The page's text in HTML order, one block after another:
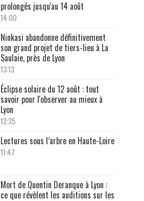
prolongés jusqu'au 14 août
14:00
Ninkasi abandonne définitivement
son grand projet de tiers-lieu à La
Saulaie, près de Lyon
13:13
Éclipse solaire du 12 août : tout
savoir pour l'observer au mieux à
Lyon
12:35
Lectures sous l’arbre en Haute-Loire
11:47
Mort de Quentin Deranque à Lyon :
ce que révèlent les auditions sur les